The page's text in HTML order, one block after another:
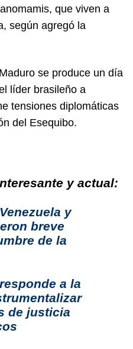
que viven a
según agregó la
se produce un día
líder brasileño a
tensiones diplomáticas
del Esequibo.
y actual:
y
breve
de la
a la
de justicia